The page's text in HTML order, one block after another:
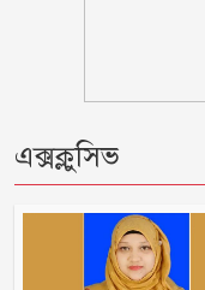
এক্সক্লুসিভ